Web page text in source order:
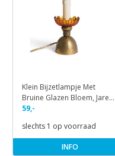
Klein Bijzetlampje Met
Bruine Glazen Bloem, Jaren
40
59,-
slechts 1 op voorraad
INFO